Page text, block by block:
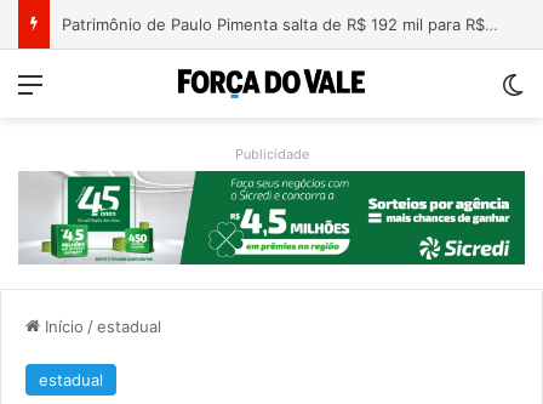
Nova lei endurece penas para crimes sexuais online contra crianças e adolescentes
Menu
Publicidade
Início /estadual
estadual